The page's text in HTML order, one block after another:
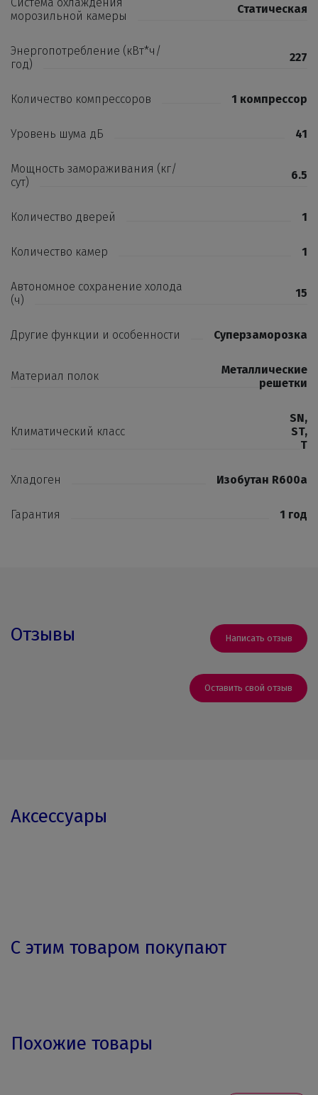
морозильной камеры
Статическая
Энергопотребление (кВт*ч/
год)
227
Количество компрессоров 1 компрессор
Уровень шума дБ 41
Мощность замораживания (кг/
сут)
6.5
Количество дверей 1
Количество камер 1
Автономное сохранение холода
(ч)
15
Другие функции и особенности Суперзаморозка
Материал полок
Металлические
решетки
Климатический класс
SN,
ST,
T
Хладоген Изобутан R600a
Гарантия 1 год
Отзывы Написать отзыв
Оставить свой отзыв
Аксессуары
С этим товаром покупают
Похожие товары